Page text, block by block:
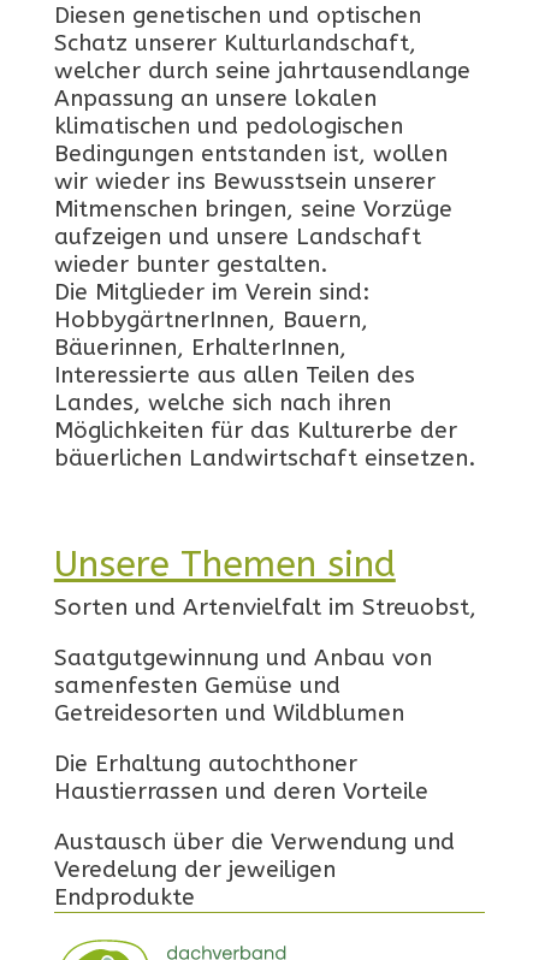
Diesen genetischen und optischen
Schatz unserer Kulturlandschaft,
welcher durch seine jahrtausendlange
Anpassung an unsere lokalen
klimatischen und pedologischen
Bedingungen entstanden ist, wollen
wir wieder ins Bewusstsein unserer
Mitmenschen bringen, seine Vorzüge
aufzeigen und unsere Landschaft
wieder bunter gestalten.
Die Mitglieder im Verein sind:
HobbygärtnerInnen, Bauern,
Bäuerinnen, ErhalterInnen,
Interessierte aus allen Teilen des
Landes, welche sich nach ihren
Möglichkeiten für das Kulturerbe der
bäuerlichen Landwirtschaft einsetzen.
Unsere Themen sind
Sorten und Artenvielfalt im Streuobst,
Saatgutgewinnung und Anbau von
samenfesten Gemüse und
Getreidesorten und Wildblumen
Die Erhaltung autochthoner
Haustierrassen und deren Vorteile
Austausch über die Verwendung und
Veredelung der jeweiligen
Endprodukte